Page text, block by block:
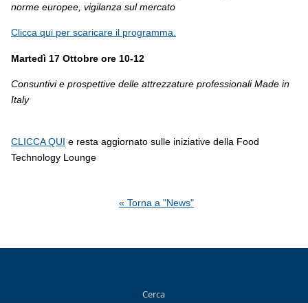
norme europee, vigilanza sul mercato
Clicca qui per scaricare il programma.
Martedì 17 Ottobre ore 10-12
Consuntivi e prospettive delle attrezzature professionali Made in
Italy
CLICCA QUI e resta aggiornato sulle iniziative della Food
Technology Lounge
« Torna a "News"
Cerca